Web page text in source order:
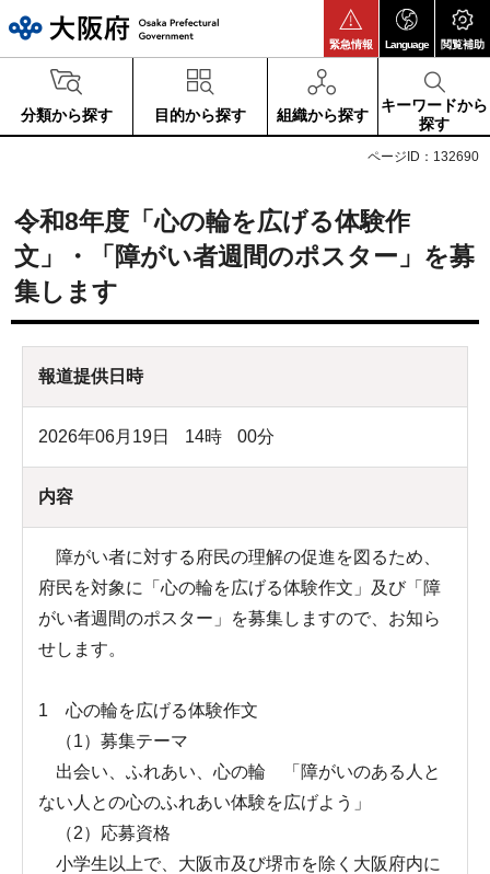
緊急情報 Language 閲覧補助
分類から探す 目的から探す 組織から探す
キーワードから
探す
ページID：132690
令和8年度「心の輪を広げる体験作
文」・「障がい者週間のポスター」を募
集します
報道提供日時
2026年06月19日 14時 00分
内容
障がい者に対する府民の理解の促進を図るため、
府民を対象に「心の輪を広げる体験作文」及び「障
がい者週間のポスター」を募集しますので、お知ら
せします。
1 心の輪を広げる体験作文
（1）募集テーマ
出会い、ふれあい、心の輪 「障がいのある人と
ない人との心のふれあい体験を広げよう」
（2）応募資格
小学生以上で、大阪市及び堺市を除く大阪府内に